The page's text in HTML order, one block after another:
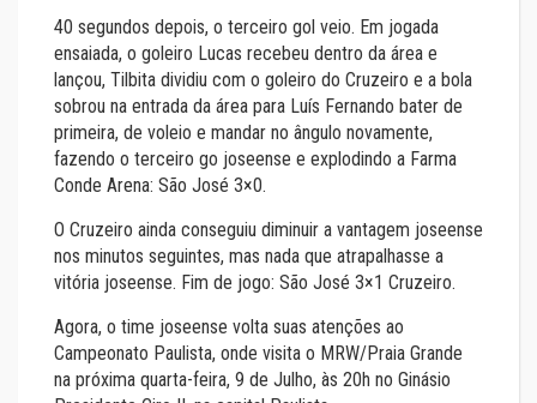
40 segundos depois, o terceiro gol veio. Em jogada
ensaiada, o goleiro Lucas recebeu dentro da área e
lançou, Tilbita dividiu com o goleiro do Cruzeiro e a bola
sobrou na entrada da área para Luís Fernando bater de
primeira, de voleio e mandar no ângulo novamente,
fazendo o terceiro go joseense e explodindo a Farma
Conde Arena: São José 3×0.
O Cruzeiro ainda conseguiu diminuir a vantagem joseense
nos minutos seguintes, mas nada que atrapalhasse a
vitória joseense. Fim de jogo: São José 3×1 Cruzeiro.
Agora, o time joseense volta suas atenções ao
Campeonato Paulista, onde visita o MRW/Praia Grande
na próxima quarta-feira, 9 de Julho, às 20h no Ginásio